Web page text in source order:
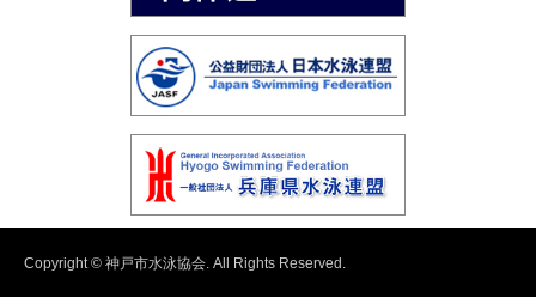
Copyright © 神戸市水泳協会. All Rights Reserved.